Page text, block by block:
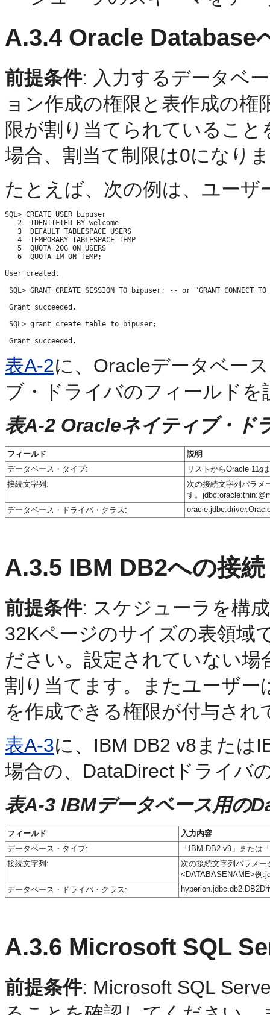
A.3.4 Oracle Database
前提条件: 入力するデータベ
ョン作成の権限と表作成の
限が割り当てられているこ
場合、割当て制限は0になり
たとえば、次の例は、ユーザ
SQL> CREATE USER bipuser
   2  IDENTIFIED BY welcome
   3  DEFAULT TABLESPACE USERS
   4  TEMPORARY TABLESPACE TEMP
   5  QUOTA 20G ON USERS
   6  QUOTA 1M ON TEMP;
User created.
SQL> GRANT CREATE SESSION TO bipuser; -- or "GRANT CONNECT
Grant succeeded.
SQL> grant create table to bipuser;
表A-2に、Oracleデータベー
ブ・ドライバのフィールドを
表A-2 Oracleネイティブ・ド
フィールド
説明
データベース・タイプ:
リストからOracle 11 g
接続文字列:
次の接続文字列パラメ
す。
データベース・ドライバ・クラス:
A.3.5 IBM DB2への接続
前提条件: スケジューラを構
32Kページのサイズの表領域
ださい。設定されていない
割り当てます。またユーザ
を作成できる権限が付与さ
表A-3に、IBM DB2 v8または
場合の、DataDirectドライバ
表A-3 IBMデータベース用の
フィールド
入力内容
データベース・タイプ:
「IBM DB2 v9」または
接続文字列:
次の接続文字列パラメ
<DATABASENAME>例
データベース・ドライバ・クラス:
A.3.6 Microsoft SQL
前提条件: Microsoft SQL